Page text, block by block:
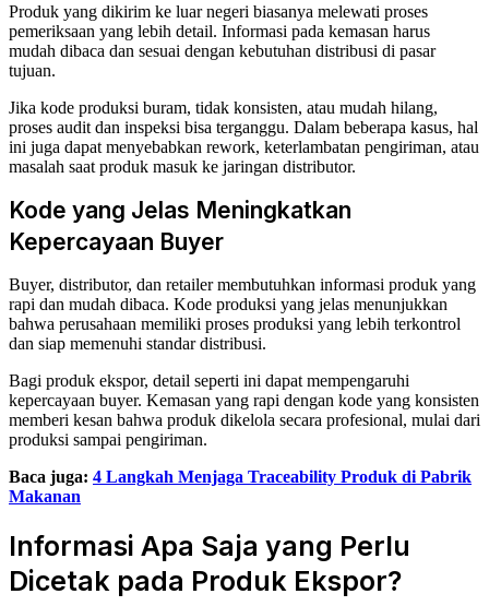
Produk yang dikirim ke luar negeri biasanya melewati proses
pemeriksaan yang lebih detail. Informasi pada kemasan harus
mudah dibaca dan sesuai dengan kebutuhan distribusi di pasar
tujuan.
Jika kode produksi buram, tidak konsisten, atau mudah hilang,
proses audit dan inspeksi bisa terganggu. Dalam beberapa kasus, hal
ini juga dapat menyebabkan rework, keterlambatan pengiriman, atau
masalah saat produk masuk ke jaringan distributor.
Kode yang Jelas Meningkatkan
Kepercayaan Buyer
Buyer, distributor, dan retailer membutuhkan informasi produk yang
rapi dan mudah dibaca. Kode produksi yang jelas menunjukkan
bahwa perusahaan memiliki proses produksi yang lebih terkontrol
dan siap memenuhi standar distribusi.
Bagi produk ekspor, detail seperti ini dapat mempengaruhi
kepercayaan buyer. Kemasan yang rapi dengan kode yang konsisten
memberi kesan bahwa produk dikelola secara profesional, mulai dari
produksi sampai pengiriman.
Baca juga: 4 Langkah Menjaga Traceability Produk di Pabrik
Makanan
Informasi Apa Saja yang Perlu
Dicetak pada Produk Ekspor?